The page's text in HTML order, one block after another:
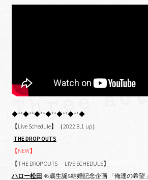
◆**◆**◆**◆**◆**◆**◆
【Live Schedule】（2022.8.1 up）
THE DROP OUTS
【NEW】
【THE DROP OUTS LIVE SCHEDULE】
ハロー松田 46歳生誕&結婚記念企画 「俺達の希望」